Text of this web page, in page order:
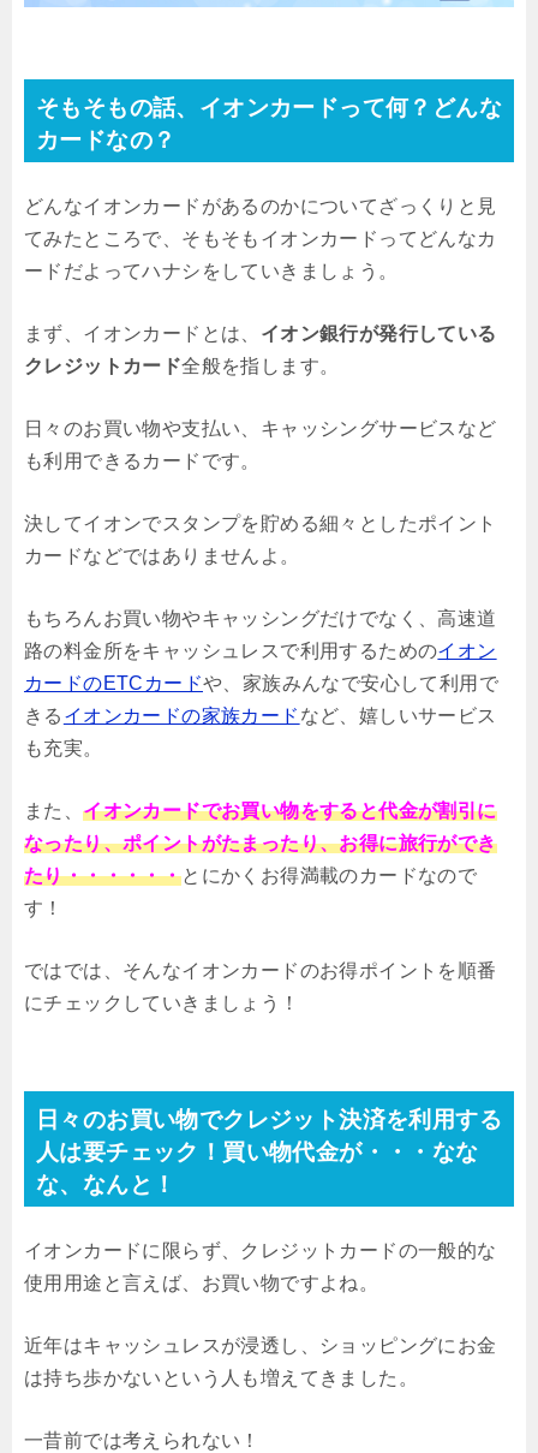
そもそもの話、イオンカードって何？どんな
カードなの？
どんなイオンカードがあるのかについてざっくりと見
てみたところで、そもそもイオンカードってどんなカ
ードだよってハナシをしていきましょう。
まず、イオンカードとは、 イオン銀行が発行している
クレジットカード全般を指します。
日々のお買い物や支払い、キャッシングサービスなど
も利用できるカードです。
決してイオンでスタンプを貯める細々としたポイント
カードなどではありませんよ。
もちろんお買い物やキャッシングだけでなく、高速道
路の料金所をキャッシュレスで利用するためのイオン
カードのETCカードや、家族みんなで安心して利用で
きる イオンカードの家族カード など、嬉しいサービス
も充実。
また、イオンカードでお買い物をすると代金が割引に
なったり、ポイントがたまったり、お得に旅行ができ
たり・・・・・・とにかくお得満載のカードなので
す！
ではでは、そんなイオンカードのお得ポイントを順番
にチェックしていきましょう！
日々のお買い物でクレジット決済を利用する
人は要チェック！買い物代金が・・・なな
な、なんと！
イオンカードに限らず、クレジットカードの一般的な
使用用途と言えば、お買い物ですよね。
近年はキャッシュレスが浸透し、ショッピングにお金
は持ち歩かないという人も増えてきました。
一昔前では考えられない！